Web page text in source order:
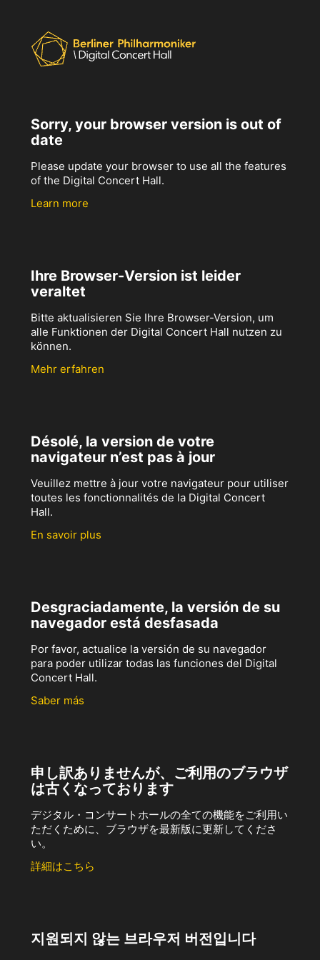
Sorry, your browser version is out of
date
Please update your browser to use all the features
of the Digital Concert Hall.
Learn more
Ihre Browser-Version ist leider
veraltet
Bitte aktualisieren Sie Ihre Browser-Version, um
alle Funktionen der Digital Concert Hall nutzen zu
können.
Mehr erfahren
Désolé, la version de votre
navigateur n’est pas à jour
Veuillez mettre à jour votre navigateur pour utiliser
toutes les fonctionnalités de la Digital Concert
Hall.
En savoir plus
Desgraciadamente, la versión de su
navegador está desfasada
Por favor, actualice la versión de su navegador
para poder utilizar todas las funciones del Digital
Concert Hall.
Saber más
申し訳ありませんが、ご利用のブラウザ
は古くなっております
デジタル・コンサートホールの全ての機能をご利用い
ただくために、ブラウザを最新版に更新してくださ
い。
詳細はこちら
지원되지 않는 브라우저 버전입니다